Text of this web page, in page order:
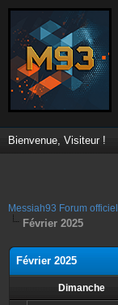
Bienvenue, Visiteur !
Messiah93 Forum officiel
Février 2025
Février 2025
Dimanche